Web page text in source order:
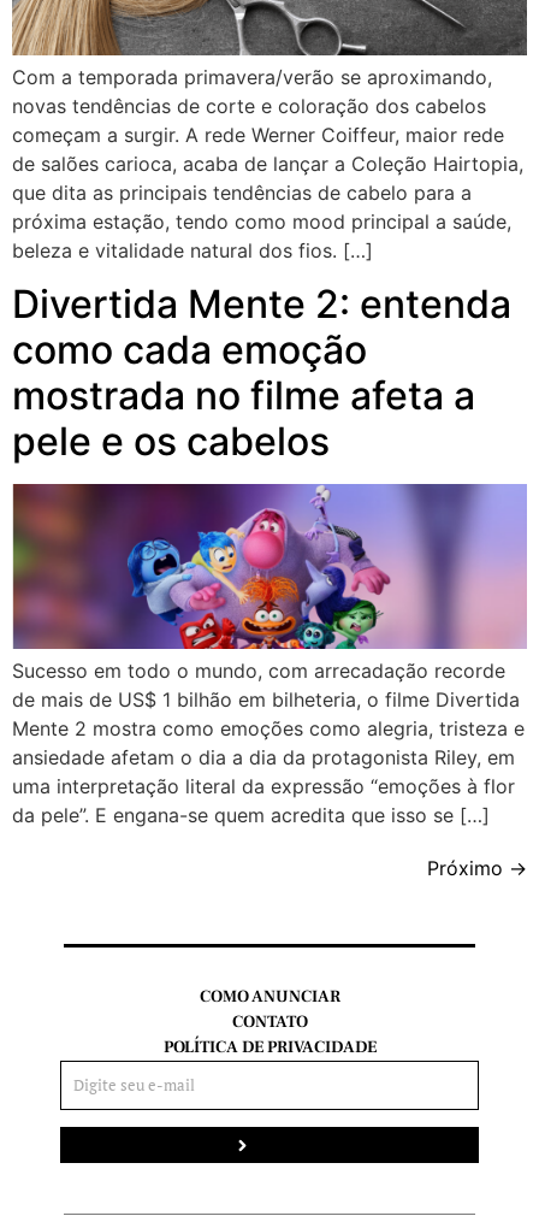
Com a temporada primavera/verão se aproximando,
novas tendências de corte e coloração dos cabelos
começam a surgir. A rede Werner Coiffeur, maior rede
de salões carioca, acaba de lançar a Coleção Hairtopia,
que dita as principais tendências de cabelo para a
próxima estação, tendo como mood principal a saúde,
beleza e vitalidade natural dos fios. […]
Divertida Mente 2: entenda
como cada emoção
mostrada no filme afeta a
pele e os cabelos
Sucesso em todo o mundo, com arrecadação recorde
de mais de US$ 1 bilhão em bilheteria, o filme Divertida
Mente 2 mostra como emoções como alegria, tristeza e
ansiedade afetam o dia a dia da protagonista Riley, em
uma interpretação literal da expressão “emoções à flor
da pele”. E engana-se quem acredita que isso se […]
Próximo →
COMO ANUNCIAR
CONTATO
POLÍTICA DE PRIVACIDADE